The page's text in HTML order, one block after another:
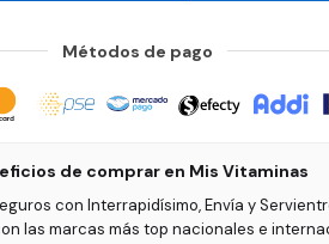
Métodos de pago
de comprar en Mis Vitaminas
con Interrapidísimo, Envía y
las marcas más top nacionales e